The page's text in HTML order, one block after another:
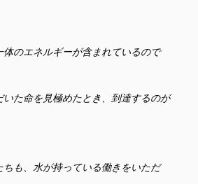
のエネルギーが含まれているので
た命を⾒極めたとき、到達するのが
も、⽔が持っている働きをいただ